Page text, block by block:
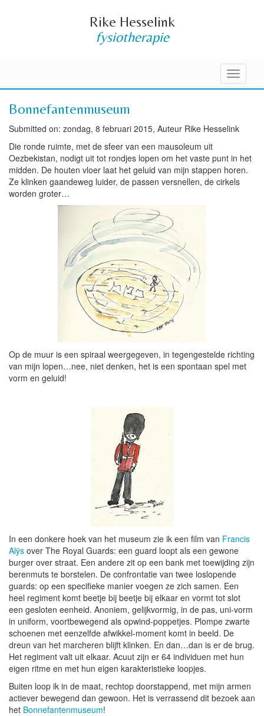
Rike Hesselink
fysiotherapie
Toggle
Bonnefantenmuseum
Submitted on: zondag, 8 februari 2015, Auteur Rike Hesselink
Die ronde ruimte, met de sfeer van een mausoleum uit
Oezbekistan, nodigt uit tot rondjes lopen om het vaste punt in het
midden. De houten vloer laat het geluid van mijn stappen horen.
Ze klinken gaandeweg luider, de passen versnellen, de cirkels
worden groter…
Op de muur is een spiraal weergegeven, in tegengestelde richting
van mijn lopen…nee, niet denken, het is een spontaan spel met
vorm en geluid!
In een donkere hoek van het museum zie ik een film van Francis
Alÿs over The Royal Guards: een guard loopt als een gewone
burger over straat. Een andere zit op een bank met toewijding zijn
berenmuts te borstelen. De confrontatie van twee loslopende
guards: op een specifieke manier voegen ze zich samen. Een
heel regiment komt beetje bij beetje bij elkaar en vormt tot slot
een gesloten eenheid. Anoniem, gelijkvormig, in de pas, uni-vorm
in uniform, voortbewegend als opwind-poppetjes. Plompe zwarte
schoenen met eenzelfde afwikkel-moment komt in beeld. De
dreun van het marcheren blijft klinken. En dan…dan is er de brug.
Het regiment valt uit elkaar. Acuut zijn er 64 individuen met hun
eigen ritme en met hun eigen karakteristieke loopjes.
Buiten loop ik in de maat, rechtop doorstappend, met mijn armen
actiever bewegend dan gewoon. Het is verrassend dit bezoek aan
het Bonnefantenmuseum!